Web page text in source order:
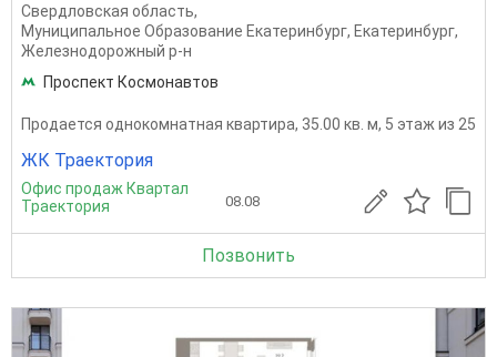
Свердловская область,
Муниципальное Образование Екатеринбург, Екатеринбург,
Железнодорожный р-н
Проспект Космонавтов
Продается однокомнатная квартира, 35.00 кв. м, 5 этаж из 25
ЖК Траектория
Офис продаж Квартал
Траектория
08.08
Позвонить